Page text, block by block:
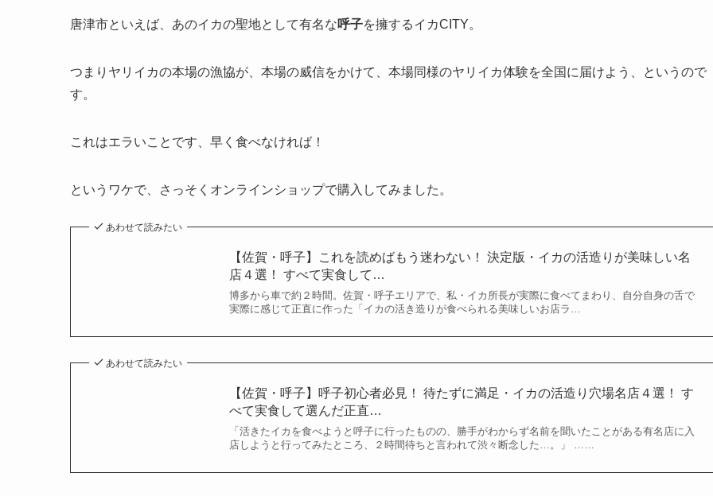
唐津市といえば、あのイカの聖地として有名な呼子を擁するイカCITY。
つまりヤリイカの本場の漁協が、本場の威信をかけて、本場同様のヤリイカ体験を全国に届けよう、というので
す。
これはエラいことです、早く食べなければ！
というワケで、さっそくオンラインショップで購入してみました。
あわせて読みたい
【佐賀・呼子】これを読めばもう迷わない！ 決定版・イカの活造りが美味しい名
店４選！ すべて実食して…
博多から車で約２時間。佐賀・呼子エリアで、私・イカ所長が実際に食べてまわり、自分自身の舌で
実際に感じて正直に作った「イカの活き造りが食べられる美味しいお店ラ…
あわせて読みたい
【佐賀・呼子】呼子初心者必見！ 待たずに満足・イカの活造り穴場名店４選！ す
べて実食して選んだ正直…
「活きたイカを食べようと呼子に行ったものの、勝手がわからず名前を聞いたことがある有名店に入
店しようと行ってみたところ、２時間待ちと言われて渋々断念した…。」 ……